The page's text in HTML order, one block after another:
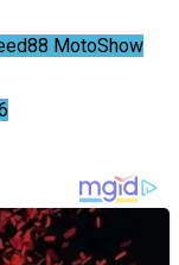
MotoShow